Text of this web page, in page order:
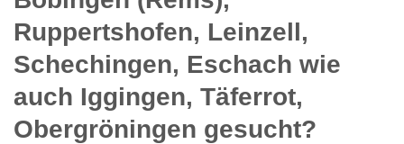
Ruppertshofen, Leinzell,
Schechingen, Eschach wie
auch Iggingen, Täferrot,
Obergröningen gesucht?